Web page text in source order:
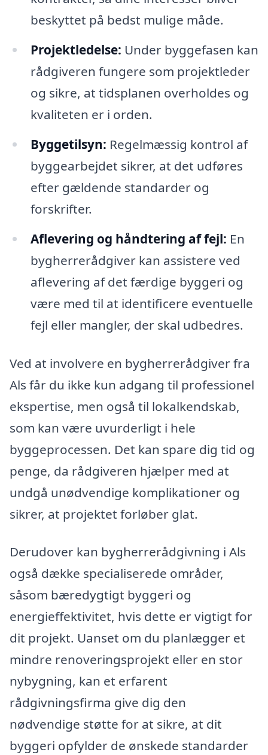
beskyttet på bedst mulige måde.
Projektledelse: Under byggefasen kan
rådgiveren fungere som projektleder
og sikre, at tidsplanen overholdes og
kvaliteten er i orden.
Byggetilsyn: Regelmæssig kontrol af
byggearbejdet sikrer, at det udføres
efter gældende standarder og
forskrifter.
Aflevering og håndtering af fejl: En
bygherrerådgiver kan assistere ved
aflevering af det færdige byggeri og
være med til at identificere eventuelle
fejl eller mangler, der skal udbedres.
Ved at involvere en bygherrerådgiver fra
Als får du ikke kun adgang til professionel
ekspertise, men også til lokalkendskab,
som kan være uvurderligt i hele
byggeprocessen. Det kan spare dig tid og
penge, da rådgiveren hjælper med at
undgå unødvendige komplikationer og
sikrer, at projektet forløber glat.
Derudover kan bygherrerådgivning i Als
også dække specialiserede områder,
såsom bæredygtigt byggeri og
energieffektivitet, hvis dette er vigtigt for
dit projekt. Uanset om du planlægger et
mindre renoveringsprojekt eller en stor
nybygning, kan et erfarent
rådgivningsfirma give dig den
nødvendige støtte for at sikre, at dit
byggeri opfylder de ønskede standarder